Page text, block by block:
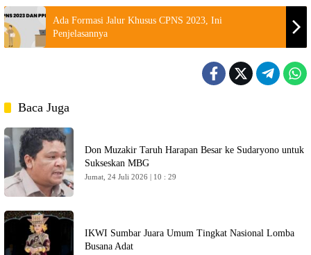
Ada Formasi Jalur Khusus CPNS 2023, Ini
Penjelasannya
Baca Juga
Don Muzakir Taruh Harapan Besar ke Sudaryono untuk
Sukseskan MBG
Jumat, 24 Juli 2026 | 10 : 29
IKWI Sumbar Juara Umum Tingkat Nasional Lomba
Busana Adat